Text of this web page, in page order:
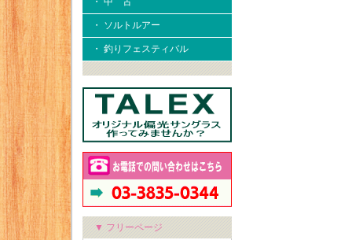
・ ソルトルアー
・ 釣りフェスティバル
▼ フリーページ